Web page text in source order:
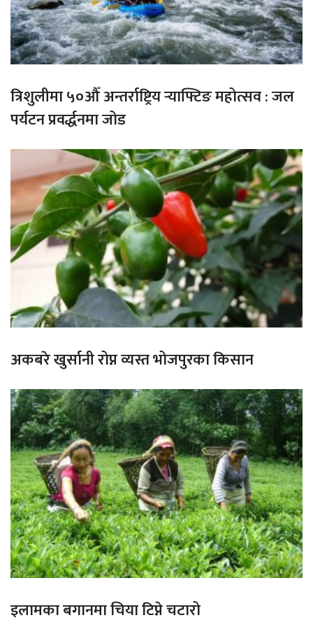
त्रिशुलीमा ५०औँ अन्तर्राष्ट्रिय र्‍याफ्टिङ महोत्सव : जल
पर्यटन प्रवर्द्धनमा जोड
अकबरे खुर्सानी रोप्न व्यस्त भोजपुरका किसान
इलामका बगानमा चिया टिप्ने चटारो